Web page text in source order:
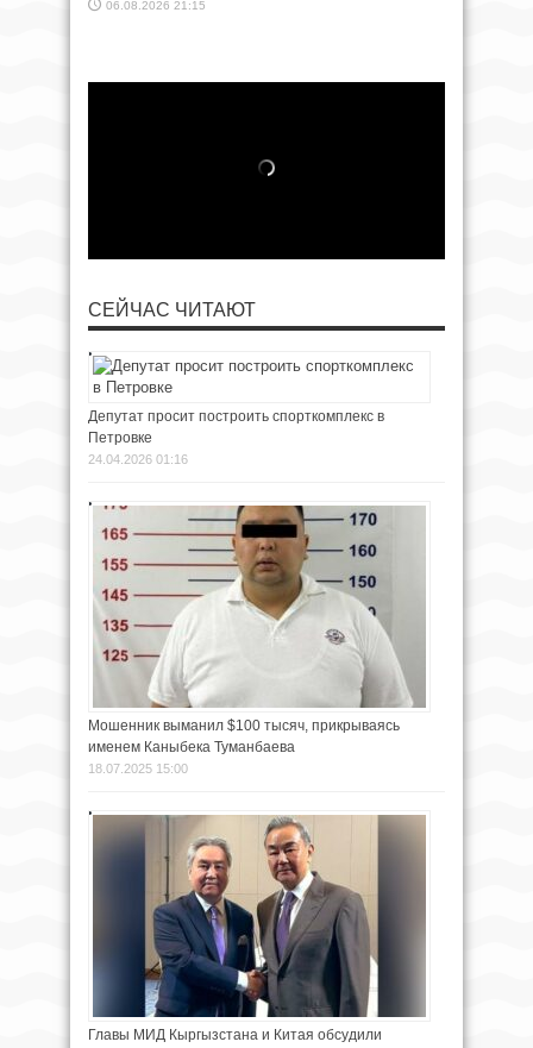
06.08.2026 21:15
СЕЙЧАС ЧИТАЮТ
Депутат просит построить спорткомплекс в
Петровке
24.04.2026 01:16
Мошенник выманил $100 тысяч, прикрываясь
именем Каныбека Туманбаева
18.07.2025 15:00
Главы МИД Кыргызстана и Китая обсудили